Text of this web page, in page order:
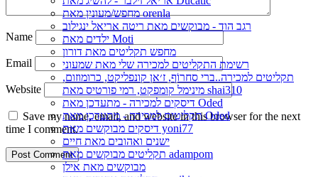
מחפש/מעונין מאת orenla
רגב הוד - מבוקשים מאת ריטה אריאל ינגילוב
ילדים מאת Moti
מחפש תקליטים מאת דורון
רשימת התקליטים למכירה שלי מאת שמעוני
תקליטים למכירה..ברי סחרוֹף, ז׳אן קונפליקט, כרומוזום,
מינימל קומפקט, רמי פורטיס מאת shai310
דיסקים למכירה - מתעדכן מאת Oded
תקליטים למכירה - מתעדכן מאת Oded
דיסקים מבוקשים מאת yoni77
ישנים ואהובים מאת חיים
תקליטים מבוקשים מאת adampom
מבוקשים מאת אילן
Name
Email
Website
Save my name, email, and website in this browser for the next
time I comment.